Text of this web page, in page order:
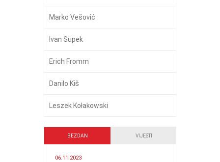
Marko Vešović
Ivan Supek
Erich Fromm
Danilo Kiš
Leszek Kołakowski
BEZDAN VIJESTI
06.11.2023